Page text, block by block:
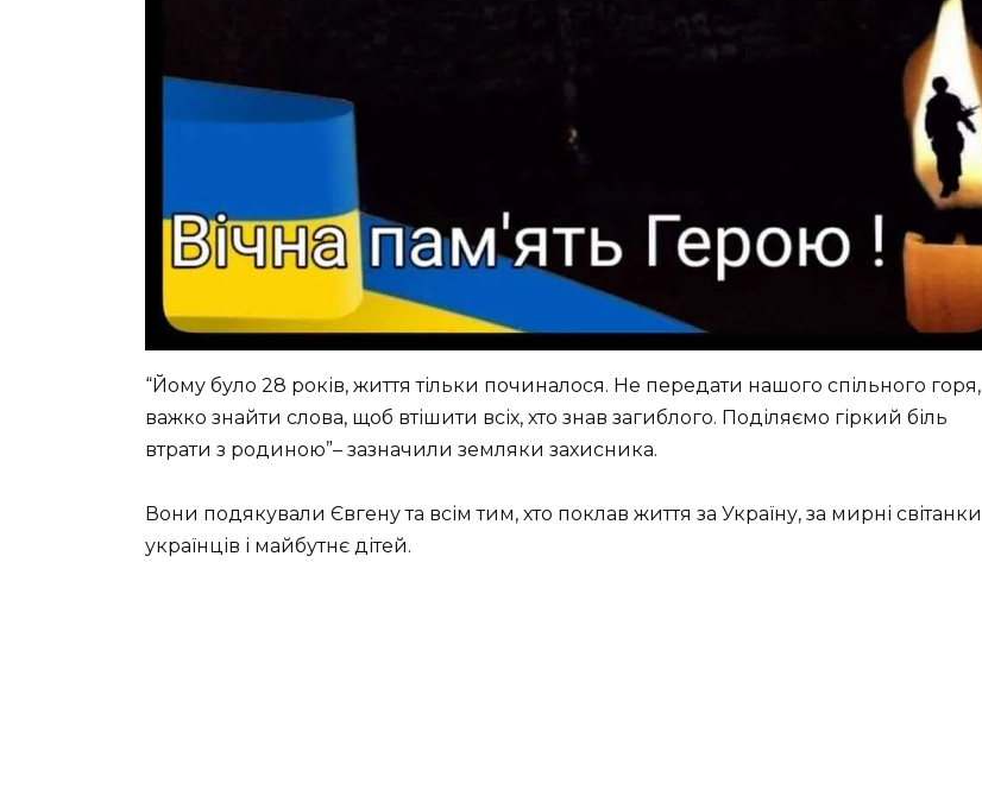
“Йому було 28 років, життя тільки починалося. Не передати нашого спільного горя,
важко знайти слова, щоб втішити всіх, хто знав загиблого. Поділяємо гіркий біль
втрати з родиною”– зазначили земляки захисника.
Вони подякували Євгену та всім тим, хто поклав життя за Україну, за мирні світанки
українців і майбутнє дітей.